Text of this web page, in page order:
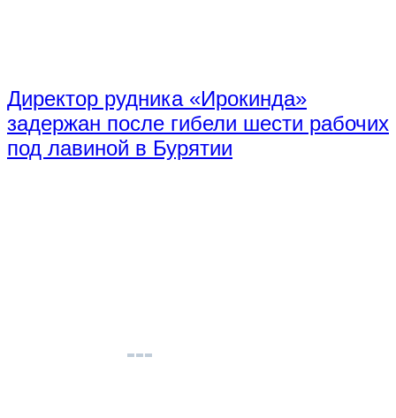
Директор рудника «Ирокинда»
задержан после гибели шести рабочих
под лавиной в Бурятии